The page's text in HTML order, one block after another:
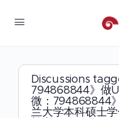
Discussions
794868844》做
微：794868844
兰大学本科硕士